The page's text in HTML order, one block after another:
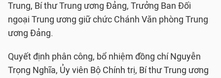
Trung, Bí thư Trung ương Đảng, Trưởng Ban Đối
ngoại Trung ương giữ chức Chánh Văn phòng Trung
ương Đảng.
Quyết định phân công, bổ nhiệm đồng chí Nguyễn
Trọng Nghĩa, Ủy viên Bộ Chính trị, Bí thư Trung ương